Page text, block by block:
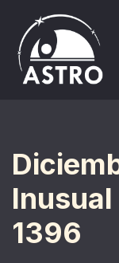
Saltar
al
contenido
1396